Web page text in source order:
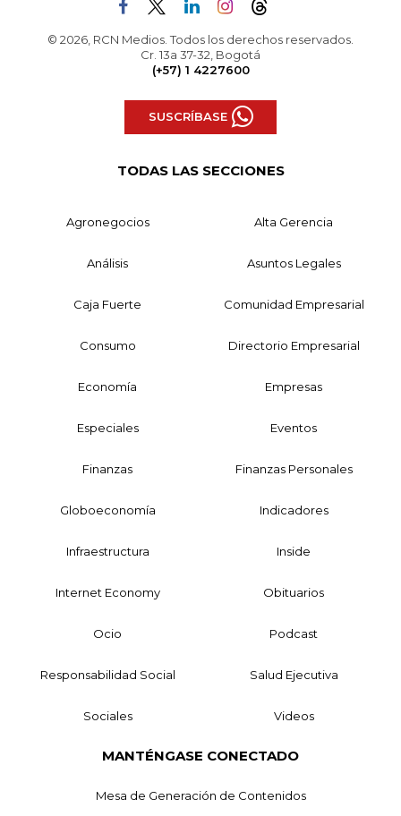
© 2026, RCN Medios. Todos los derechos reservados.
Cr. 13a 37-32, Bogotá
(+57) 1 4227600
SUSCRÍBASE
TODAS LAS SECCIONES
Agronegocios Alta Gerencia
Análisis Asuntos Legales
Caja Fuerte Comunidad Empresarial
Consumo Directorio Empresarial
Economía Empresas
Especiales Eventos
Finanzas Finanzas Personales
Globoeconomía Indicadores
Infraestructura Inside
Internet Economy Obituarios
Ocio Podcast
Responsabilidad Social Salud Ejecutiva
Sociales Videos
MANTÉNGASE CONECTADO
Mesa de Generación de Contenidos